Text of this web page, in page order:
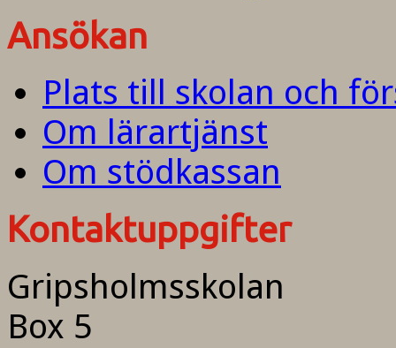
Ansökan
Plats till skolan och
Om lärartjänst
Om stödkassan
Kontaktuppgifter
Gripsholmsskolan
Box 5